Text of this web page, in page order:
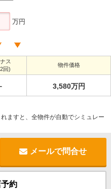
万円
ス
回)
物件価格
3,580万円
ますと、全物件が自動でシミュレー
メールで問合せ
約